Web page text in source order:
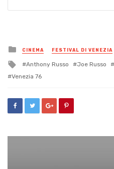
Posted
in
CINEMA FESTIVAL DI VENEZIA
Tagged
with
Anthony Russo Joe Russo
Venezia 76